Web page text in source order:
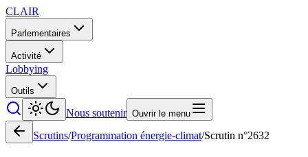
CLAIR
Parlementaires
Activité
Lobbying
Outils
Nous soutenir Ouvrir le menu
Scrutins/Programmation énergie-climat/Scrutin n°2632